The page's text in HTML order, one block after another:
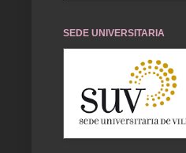
SEDE UNIVERSITARIA